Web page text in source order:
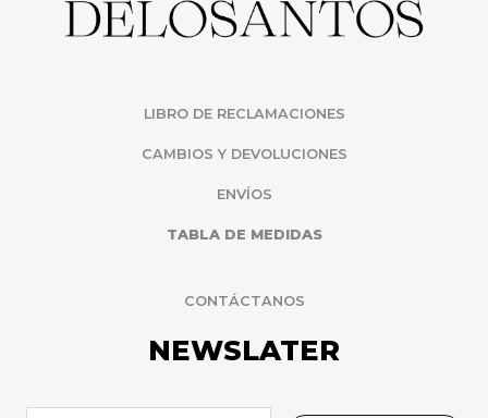
LIBRO DE RECLAMACIONES
CAMBIOS Y DEVOLUCIONES
ENVÍOS
TABLA DE MEDIDAS
CONTÁCTANOS
NEWSLATER